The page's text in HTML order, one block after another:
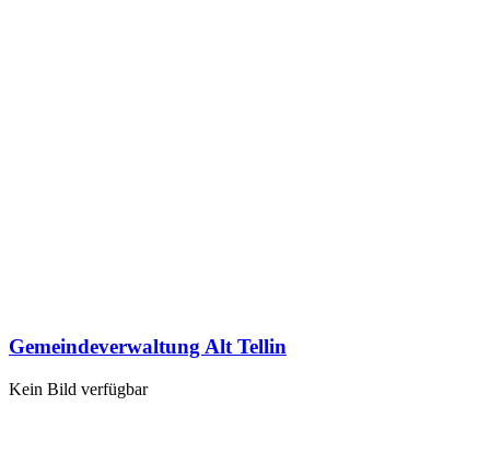
Gemeindeverwaltung Alt Tellin
Kein Bild verfügbar